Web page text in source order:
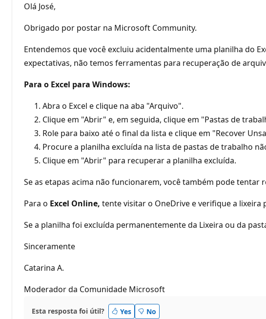
Olá José,
Obrigado por postar na Microsoft Community.
Entendemos que você excluiu acidentalmente uma planilha do
expectativas, não temos ferramentas para recuperação de
Para o Excel para Windows:
Abra o Excel e clique na aba "Arquivo".
Clique em "Abrir" e, em seguida, clique em "Pastas de
Role para baixo até o final da lista e clique em "Recover
Procure a planilha excluída na lista de pastas de trabalho
Clique em "Abrir" para recuperar a planilha excluída.
Se as etapas acima não funcionarem, você também pode
Para o Excel Online, tente visitar o OneDrive e verifique a lixeira
Se a planilha foi excluída permanentemente da Lixeira ou da
Sinceramente
Catarina A.
Moderador da Comunidade Microsoft
Esta resposta foi útil? Yes No